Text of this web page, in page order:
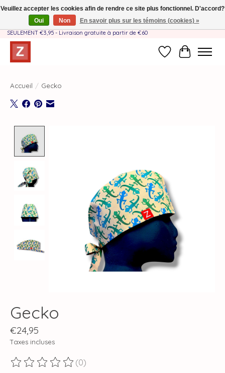
Fait à la main par une équipe mère-fille❤️ - Frais de livraison BE & NL
SEULEMENT €3,95 - Livraison gratuite à partir de €60
Liste dePanier
Accueil / Gecko
Gecko
€24,95
Taxes incluses
Ce produit est évalué à
(0)
Veuillez accepter les cookies afin de rendre ce site plus fonctionnel. D'accord?
Oui
Non En savoir plus sur les témoins (cookies) »